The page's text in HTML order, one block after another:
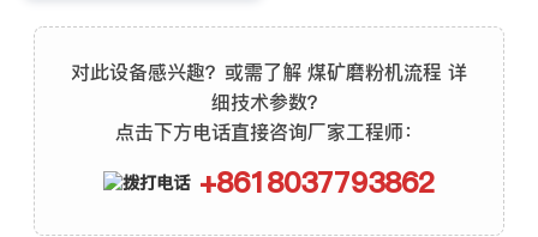
对此设备感兴趣？或需了解 煤矿磨粉机流程 详
细技术参数？
点击下方电话直接咨询厂家工程师：
+8618037793862